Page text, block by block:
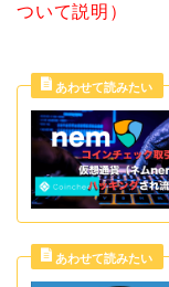
ついて説明）